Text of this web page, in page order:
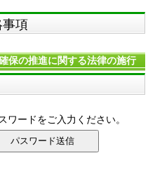
項
保の推進に関する法律の施行
ワードをご入力ください。